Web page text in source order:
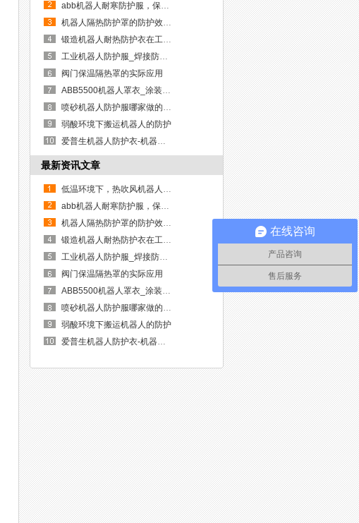
abb机器人耐寒防护服，保温隔热...
机器人隔热防护罩的防护效果体...
锻造机器人耐热防护衣在工业上...
工业机器人防护服_焊接防护罩，...
阀门保温隔热罩的实际应用
ABB5500机器人罩衣_涂装机器人...
喷砂机器人防护服哪家做的好？
弱酸环境下搬运机器人的防护
爱普生机器人防护衣-机器人安全...
最新资讯文章
低温环境下，热吹风机器人保温...
abb机器人耐寒防护服，保温隔热...
机器人隔热防护罩的防护效果体...
锻造机器人耐热防护衣在工业上...
工业机器人防护服_焊接防护罩，...
阀门保温隔热罩的实际应用
ABB5500机器人罩衣_涂装机器人...
喷砂机器人防护服哪家做的好？
弱酸环境下搬运机器人的防护
爱普生机器人防护衣-机器人安全...
在线咨询
产品咨询
售后服务